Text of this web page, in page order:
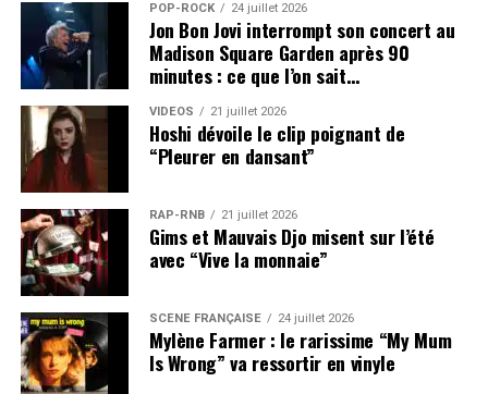
POP-ROCK 24 juillet 2026
Jon Bon Jovi interrompt son concert au
Madison Square Garden après 90
minutes : ce que l’on sait…
VIDEOS 21 juillet 2026
Hoshi dévoile le clip poignant de
“Pleurer en dansant”
RAP-RNB 21 juillet 2026
Gims et Mauvais Djo misent sur l’été
avec “Vive la monnaie”
SCÈNE FRANÇAISE 24 juillet 2026
Mylène Farmer : le rarissime “My Mum
Is Wrong” va ressortir en vinyle